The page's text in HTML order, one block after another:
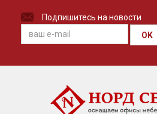
Подпишитесь на новости
OK